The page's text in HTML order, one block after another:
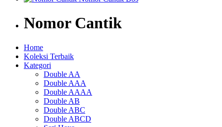
Nomor Cantik
Home
Koleksi Terbaik
Kategori
Double AA
Double AAA
Double AAAA
Double AB
Double ABC
Double ABCD